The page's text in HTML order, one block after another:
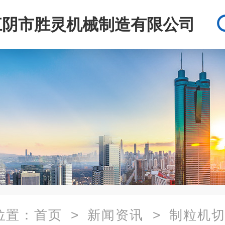
市胜灵机械制造有限公司
： 首页 > 新闻资讯 > 制粒机